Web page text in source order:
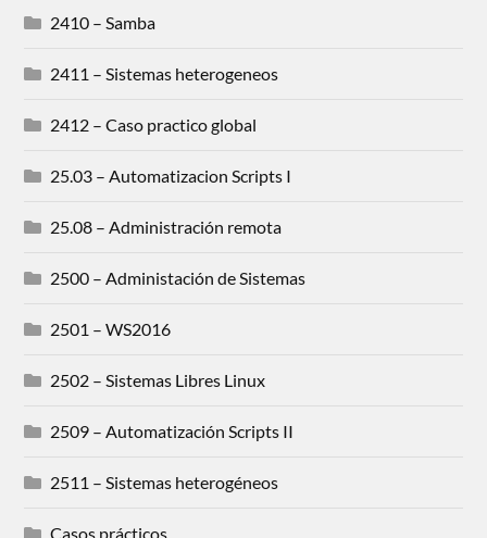
2410 – Samba
2411 – Sistemas heterogeneos
2412 – Caso practico global
25.03 – Automatizacion Scripts I
25.08 – Administración remota
2500 – Administación de Sistemas
2501 – WS2016
2502 – Sistemas Libres Linux
2509 – Automatización Scripts II
2511 – Sistemas heterogéneos
Casos prácticos